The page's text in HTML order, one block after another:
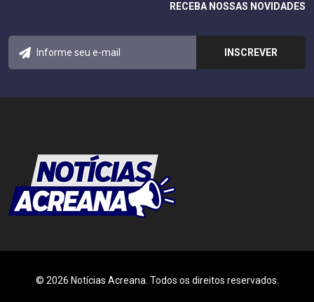
RECEBA NOSSAS NOVIDADES
© 2026 Notícias Acreana. Todos os direitos reservados.